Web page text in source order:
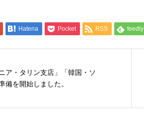
Hatena Pocket RSS feedly
ア・タリン支店」「韓国・ソ
備を開始しました。